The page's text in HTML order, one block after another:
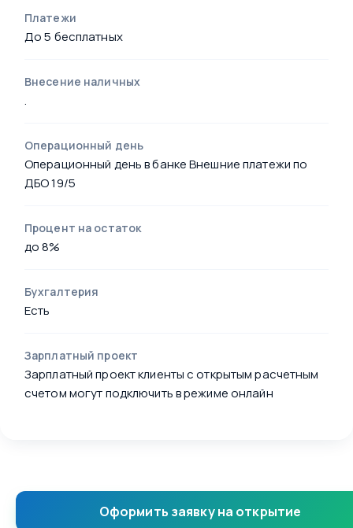
Платежи
До 5 бесплатных
Внесение наличных
.
Операционный день
Операционный день в банке Внешние платежи по
ДБО 19/5
Процент на остаток
до 8%
Бухгалтерия
Есть
Зарплатный проект
Зарплатный проект клиенты с открытым расчетным
счетом могут подключить в режиме онлайн
Оформить заявку на открытие